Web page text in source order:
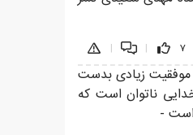
7
|
|
موفقیت زیادی بدست
ناتوان است که
-